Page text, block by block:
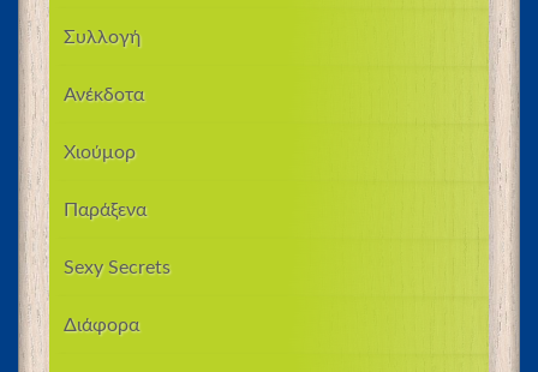
Συλλογή
Ανέκδοτα
Χιούμορ
Παράξενα
Sexy Secrets
Διάφορα